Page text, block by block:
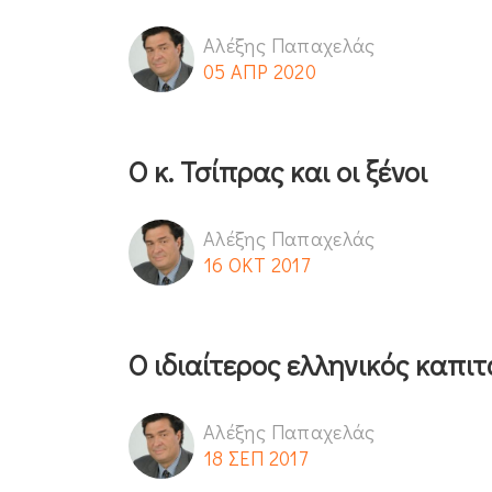
Αλέξης Παπαχελάς
05 ΑΠΡ 2020
Ο κ. Τσίπρας και οι ξένοι
Αλέξης Παπαχελάς
16 ΟΚΤ 2017
Ο ιδιαίτερος ελληνικός
Αλέξης Παπαχελάς
18 ΣΕΠ 2017